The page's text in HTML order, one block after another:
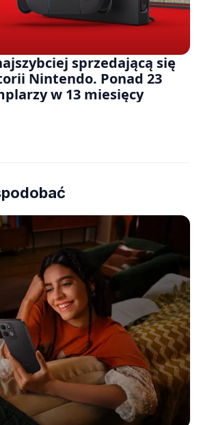
sprzedającą się
Nintendo. Ponad 23
w 13 miesięcy